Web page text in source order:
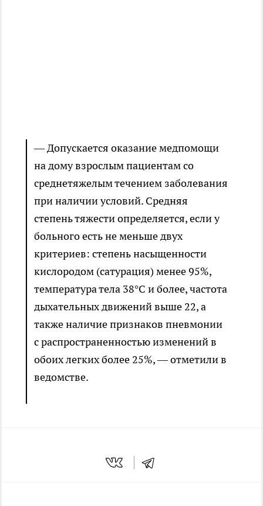
— Допускается оказание медпомощи
на дому взрослым пациентам со
среднетяжелым течением заболевания
при наличии условий. Средняя
степень тяжести определяется, если у
больного есть не меньше двух
критериев: степень насыщенности
кислородом (сатурация) менее 95%,
температура тела 38°C и более, частота
дыхательных движений выше 22, а
также наличие признаков пневмонии
с распространенностью изменений в
обоих легких более 25%, — отметили в
ведомстве.